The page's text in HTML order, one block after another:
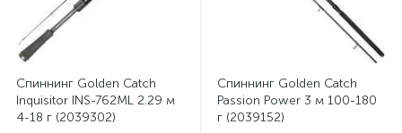
Спиннинг Golden Catch
Inquisitor INS-762ML 2.29 м
4-18 г (2039302)
Спиннинг Golden Catch
Passion Power 3 м 100-180
г (2039152)